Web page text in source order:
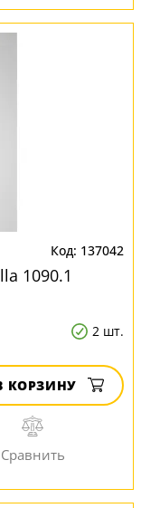
137042
1090.1
2 шт.
КОРЗИНУ